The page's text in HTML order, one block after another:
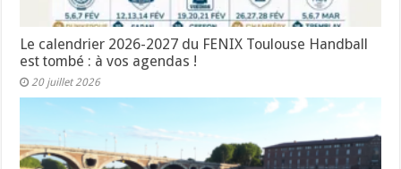
Le calendrier 2026-2027 du FENIX Toulouse Handball
est tombé : à vos agendas !
20 juillet 2026